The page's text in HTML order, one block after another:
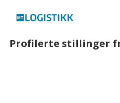
Profilerte stillinger